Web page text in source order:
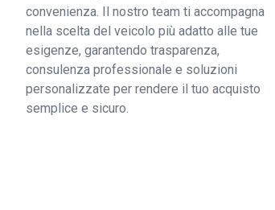
convenienza. Il nostro team ti accompagna
nella scelta del veicolo più adatto alle tue
esigenze, garantendo trasparenza,
consulenza professionale e soluzioni
personalizzate per rendere il tuo acquisto
semplice e sicuro.